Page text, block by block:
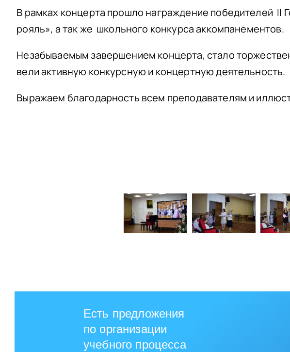
В рамках концерта прошло награждение победителей II
рояль», а так же школьного конкурса аккомпанементов.
Незабываемым завершением концерта, стало
вели активную конкурсную и концертную деятельность.
Выражаем благодарность всем преподавателям и
Есть предложения
по организации
учебного процесса